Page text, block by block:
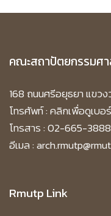
คณะสถาปัตยกรรมศ
168 ถนนศรีอยุธยา แขว
โทรศัพท์ :คลิกเพื่อดูเบอ
โทรสาร : 02-665-
อีเมล :
Rmutp Link